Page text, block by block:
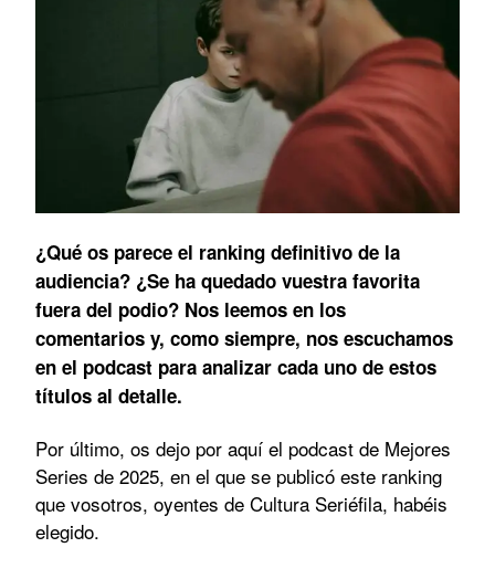
¿Qué os parece el ranking definitivo de la
audiencia? ¿Se ha quedado vuestra favorita
fuera del podio? Nos leemos en los
comentarios y, como siempre, nos escuchamos
en el podcast para analizar cada uno de estos
títulos al detalle.
Por último, os dejo por aquí el podcast de Mejores
Series de 2025, en el que se publicó este ranking
que vosotros, oyentes de Cultura Seriéfila, habéis
elegido.